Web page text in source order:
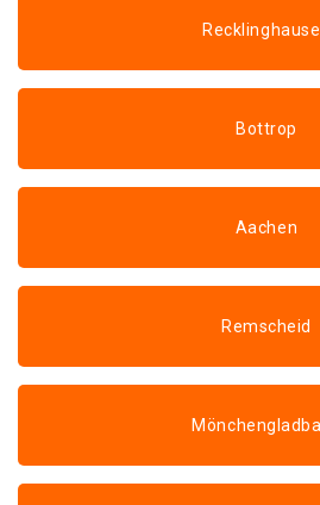
Bottrop
Aachen
Remscheid